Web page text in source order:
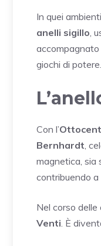
In quei
anelli sigillo ,
giochi di potere.
Con l’
Bernhardt ,
magnetica, sia
contribuendo a
Nel corso delle
Venti . È